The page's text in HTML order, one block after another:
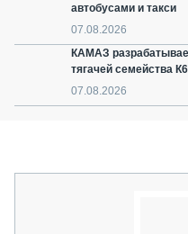
автобусами и такси
07.08.2026
КАМАЗ
тягачей семейства К6
07.08.2026